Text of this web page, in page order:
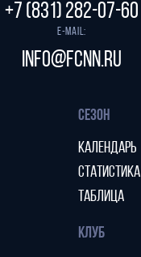
+7 (831) 282-07-60
E-mail:
info@fcnn.ru
СЕЗОН
КАЛЕНДАРЬ
СТАТИСТИКА
ТАБЛИЦА
КЛУБ